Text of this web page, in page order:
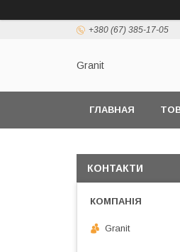
+380 (67) 385-17-05
Granit
ГЛАВНАЯ
КОНТАКТИ
Granit